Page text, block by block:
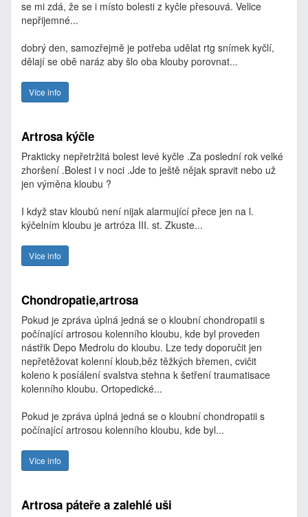
se mi zdá, že se i místo bolesti z kyčle přesouvá. Velice
nepřijemné...
dobrý den, samozřejmě je potřeba udělat rtg snímek kyčlí,
dělají se obě naráz aby šlo oba klouby porovnat...
Více info
Artrosa kýčle
Prakticky nepřetržitá bolest levé kyčle .Za poslední rok velké
zhoršení .Bolest i v noci .Jde to ještě nějak spravit nebo už
jen výměna kloubu ?
I když stav kloubů není nijak alarmující přece jen na l.
kýčelním kloubu je artróza III. st. Zkuste...
Více info
Chondropatie,artrosa
Pokud je zpráva úplná jedná se o kloubní chondropatii s
počínající artrosou kolenního kloubu, kde byl proveden
nástřik Depo Medrolu do kloubu. Lze tedy doporučit jen
nepřetěžovat kolenní kloub,běz těžkých břemen, cvičit
koleno k posíálení svalstva stehna k šetření traumatisace
kolenního kloubu. Ortopedické...
Pokud je zpráva úplná jedná se o kloubní chondropatii s
počínající artrosou kolenního kloubu, kde byl...
Více info
Artrosa páteře a zalehlé uši